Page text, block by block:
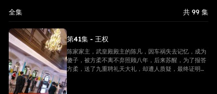
全集 共 99 集
第41集 - 王权
陈家家主，武皇殿殿主的陈凡，因车祸失去记忆，成为
傻子，被方柔不离不弃照顾八年，后来苏醒，为了报答
方柔，送了九重聘礼天大礼，却遭人质疑，最终证明他
是陈家家主，并且还是武皇殿武皇，最终跟方柔有情人
终成眷属。